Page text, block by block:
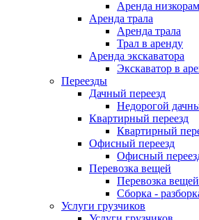
Аренда
Аренда трала
Аренда трала
Трал в аренду
Аренда экскаватора
Экскаватор в
Переезды
Дачный переезд
Недорогой
Квартирный переезд
Квартирный
Офисный переезд
Офисный
Перевозка вещей
Перевозка
Сборка -
Услуги грузчиков